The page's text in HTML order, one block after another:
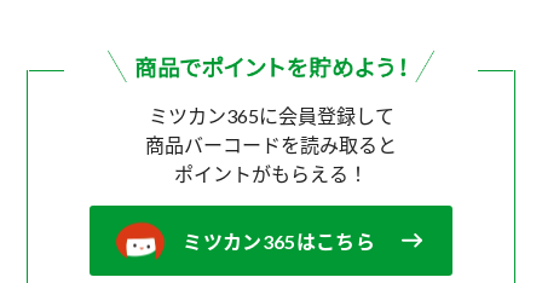
ミツカン365に会員登録して
商品バーコードを読み取ると
ポイントがもらえる！
ミツカン365はこちら